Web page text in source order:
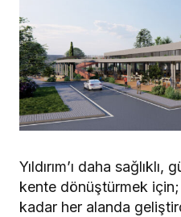
Yıldırım’ı daha
kente dönüştürmek için;
kadar her alanda